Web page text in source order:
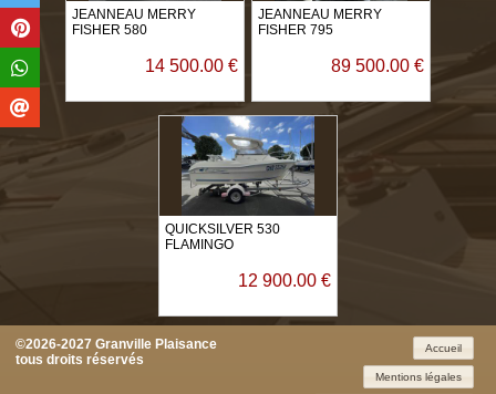
JEANNEAU MERRY
FISHER 580
14 500.00 €
JEANNEAU MERRY
FISHER 795
89 500.00 €
QUICKSILVER 530
FLAMINGO
12 900.00 €
©2026-2027 Granville Plaisance
tous droits réservés
Accueil
Mentions légales